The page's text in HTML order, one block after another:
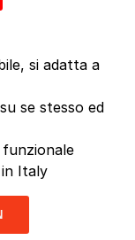
si adatta a
se stesso ed
Italy